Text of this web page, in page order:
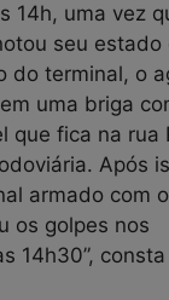
14h, uma vez
seu estado
do terminal, o
uma briga
que fica na rua
Após
armado com o
os golpes nos
14h30”,